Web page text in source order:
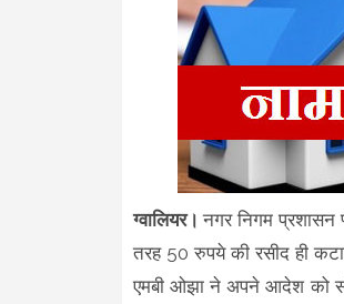
ग्वालियर। नगर निगम प्रशासन
तरह 50 रुपये की रसीद ही
एमबी ओझा ने अपने आदेश को